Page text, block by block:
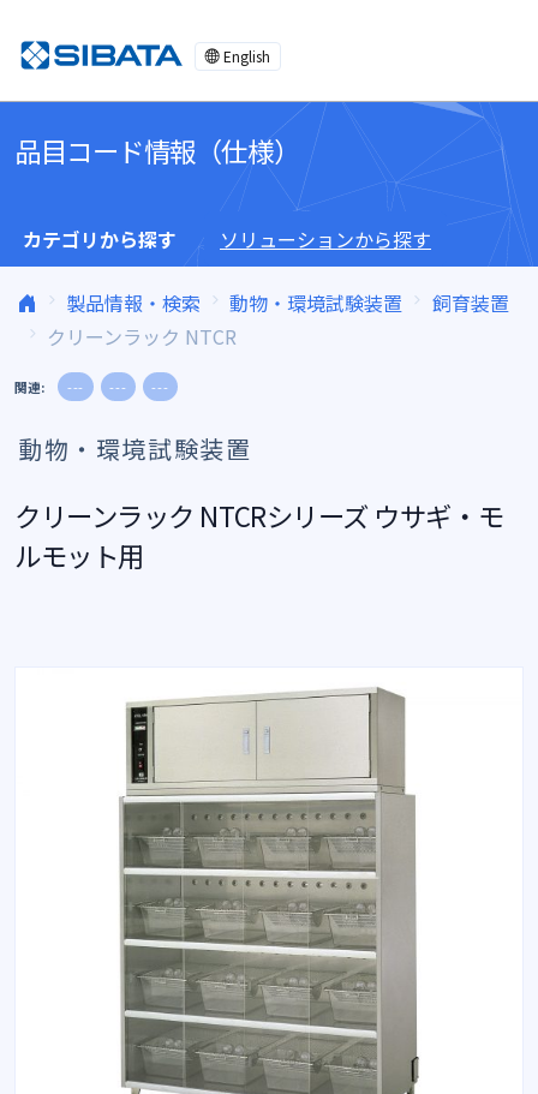
English
品目コード情報（仕様）
カテゴリから探す ソリューションから探す
製品情報・検索 動物・環境試験装置
飼育装置
クリーンラック NTCR
関連: --- --- ---
動物・環境試験装置
クリーンラック NTCRシリーズ ウサギ・モ
ルモット用